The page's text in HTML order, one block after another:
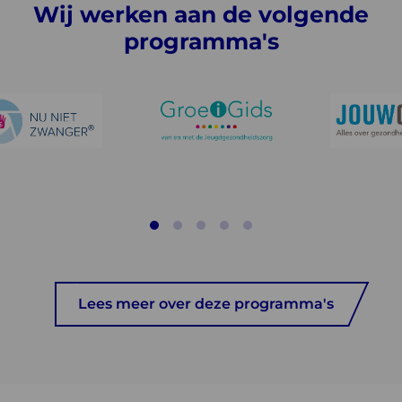
Wij werken aan de volgende
programma's
Lees meer over deze programma's